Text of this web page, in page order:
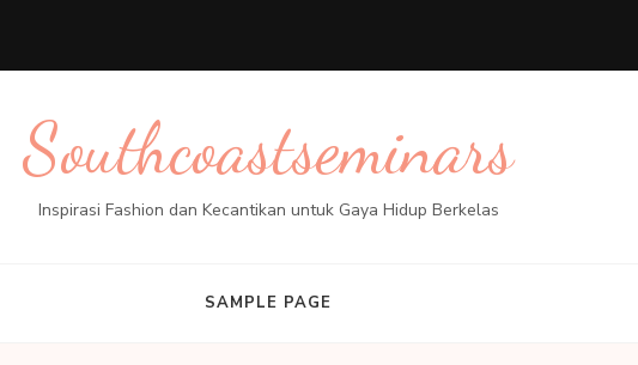
Southcoastseminars
Inspirasi Fashion dan Kecantikan untuk Gaya Hidup Berkelas
SAMPLE PAGE